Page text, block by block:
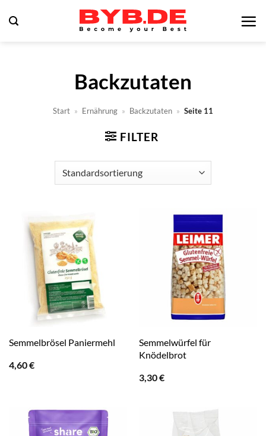
Inhalt
Backzutaten
Start » Ernährung » Backzutaten » Seite 11
FILTER
Semmelbrösel Paniermehl
4,60€
Semmelwürfel für
Knödelbrot
3,30€